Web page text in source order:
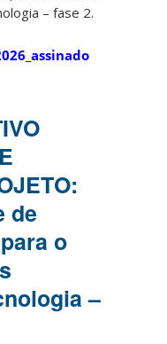
– fase 2.
de
o
–